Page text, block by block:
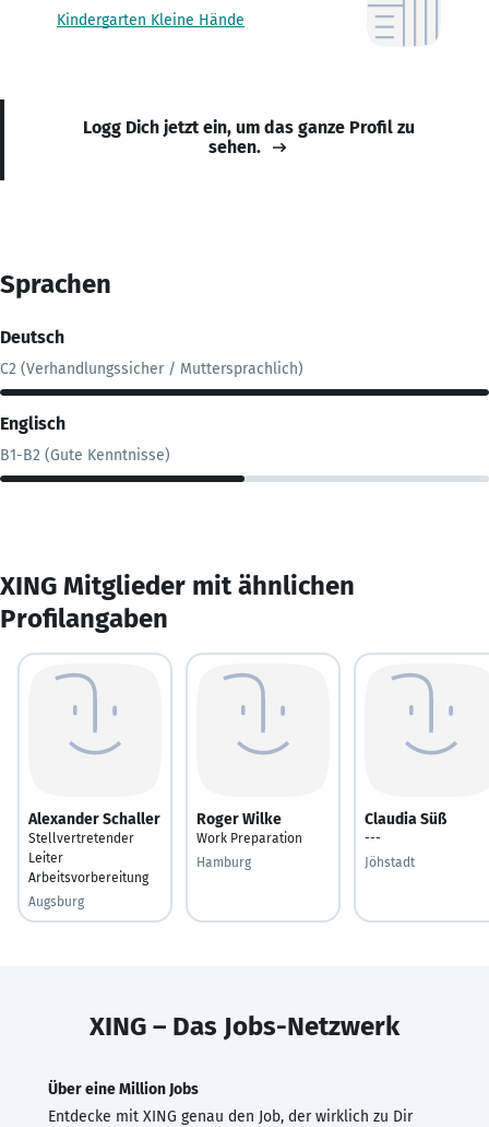
Kindergarten Kleine Hände
Logg Dich jetzt ein, um das ganze Profil zu
sehen.
Sprachen
Deutsch
C2 (Verhandlungssicher / Muttersprachlich)
Englisch
B1-B2 (Gute Kenntnisse)
XING Mitglieder mit ähnlichen
Profilangaben
Alexander Schaller
Stellvertretender
Leiter
Arbeitsvorbereitung
Augsburg
Roger Wilke
Work Preparation
Hamburg
Claudia Süß
---
Jöhstadt
XING – Das Jobs-Netzwerk
Über eine Million Jobs
Entdecke mit XING genau den Job, der wirklich zu Dir